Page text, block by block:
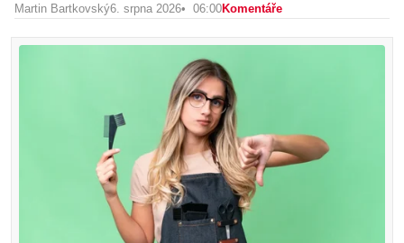
Martin Bartkovský6. srpna 2026 06:00Komentáře